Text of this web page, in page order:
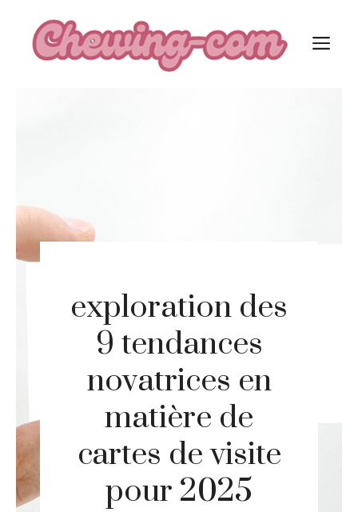
contenu
exploration des
9 tendances
novatrices en
matière de
cartes de visite
pour 2025